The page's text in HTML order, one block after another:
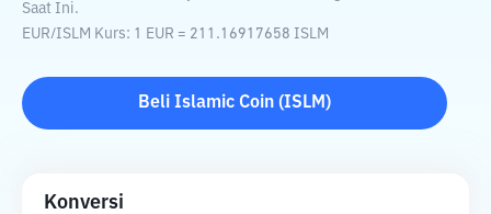
Saat Ini.
EUR/ISLM Kurs: 1 EUR = 211.16917658 ISLM
Beli Islamic Coin (ISLM )
Konversi